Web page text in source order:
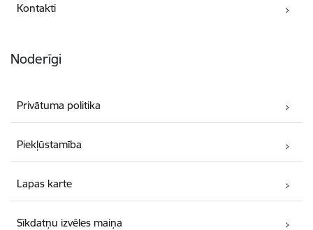
Kontakti
Noderīgi
Privātuma politika
Piekļūstamība
Lapas karte
Sīkdatņu izvēles maiņa